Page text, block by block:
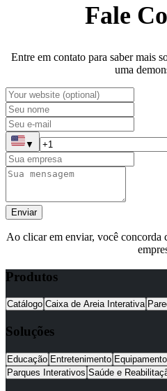
Fale
Entre em contato para saber mais
uma
▼
Enviar
Ao clicar em enviar, você concorda
Produtos
Catálogo Caixa de Areia Interativa
Soluções
Educação Entretenimento
Parques Interativos Saúde e